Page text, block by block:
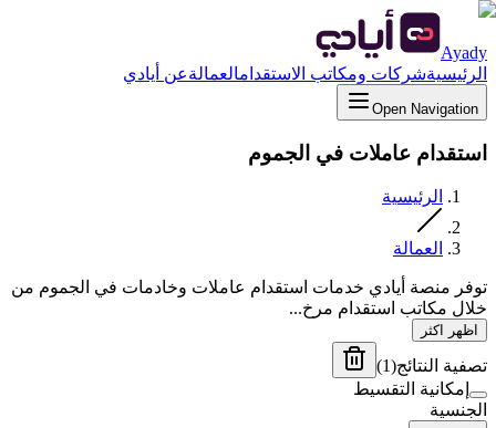
Ayady
الرئيسيةشركات ومكاتب الاستقدامالعمالةعن أيادي
Open Navigation
استقدام عاملات في الجموم
الرئيسية
العمالة
توفر منصة أيادي خدمات استقدام عاملات وخادمات في الجموم من
خلال مكاتب استقدام مرخ...
اظهر اكثر
تصفية النتائج(
1
)
إمكانية التقسيط
الجنسية